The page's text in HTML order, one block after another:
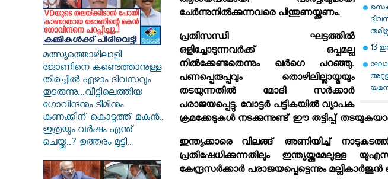
മത്സ്യത്തൊഴിലാളി
ജോണിനെ കണ്ടെത്താനുള്ള
തിരച്ചിൽ ഏഴാം ദിവസവും
തുടരുന്നു...വീട്ടിലെത്തിയ
ഗോവിന്ദനും ടീമിനും
കണക്കിന് കൊടുത്ത് മകൻ..
ഇത്രയും വർഷം എന്ത്
ചെയ്തു..? ഉത്തരം മുട്ടി..
13
ചേര്‍ന്നുനില്‍ക്കുന്നവരെ പിന്തുണയ്ക്കണം.
പ്രതിസന്ധി ഘട്ടത്തില്‍
ഒളിച്ചോടുന്നവര്‍ക്ക് ഒപ്പമല്ല
നില്‍ക്കേണ്ടതെന്നും ഖര്‍ഗെ പറഞ്ഞു.
പണപ്പെരുപ്പവും തൊഴിലില്ലായ്മയും
തടയുന്നതില്‍ മോദി സര്‍ക്കാര്‍
പരാജയപ്പെട്ടു. വോട്ടര്‍ പട്ടികയില്‍ വ്യാപക
ക്രമക്കേടുകള്‍ നടക്കുന്നുണ്ട് ഈ തട്ടിപ്പ്
ഇന്ത്യക്കാരെ വിലങ്ങ് അണിയിച്ച്
പ്രതിഷേധിക്കുന്നതിലും ഇന്ത്യയ്ക്കുമേലുള്ള
കേന്ദ്രസര്‍ക്കാര്‍ പരാജയപ്പെട്ടെന്നും മല്ലികാര്‍ജുന്‍